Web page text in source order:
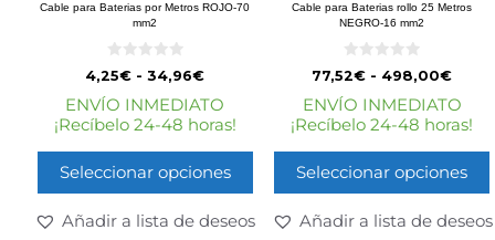
Cable para Baterias por Metros ROJO-70
mm2
0
d
e
5
4,25€ - 34,96€
ENVÍO INMEDIATO
¡Recíbelo 24-48 horas!
Seleccionar opciones
Añadir a lista de deseos
Cable para Baterias rollo 25 Metros
NEGRO-16 mm2
0
d
e
5
77,52€ - 498,00€
ENVÍO INMEDIATO
¡Recíbelo 24-48 horas!
Seleccionar opciones
Añadir a lista de deseos